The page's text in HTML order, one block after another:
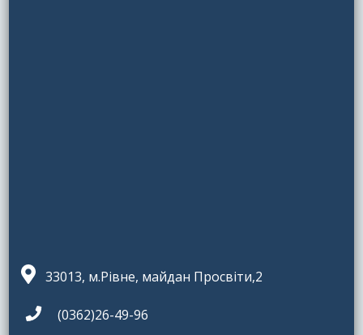
33013, м.Рівне, майдан Просвіти,2
(0362)26-49-96